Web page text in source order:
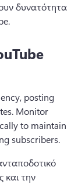
δυνατότητα
posting
Monitor
to maintain
subscribers.
και την